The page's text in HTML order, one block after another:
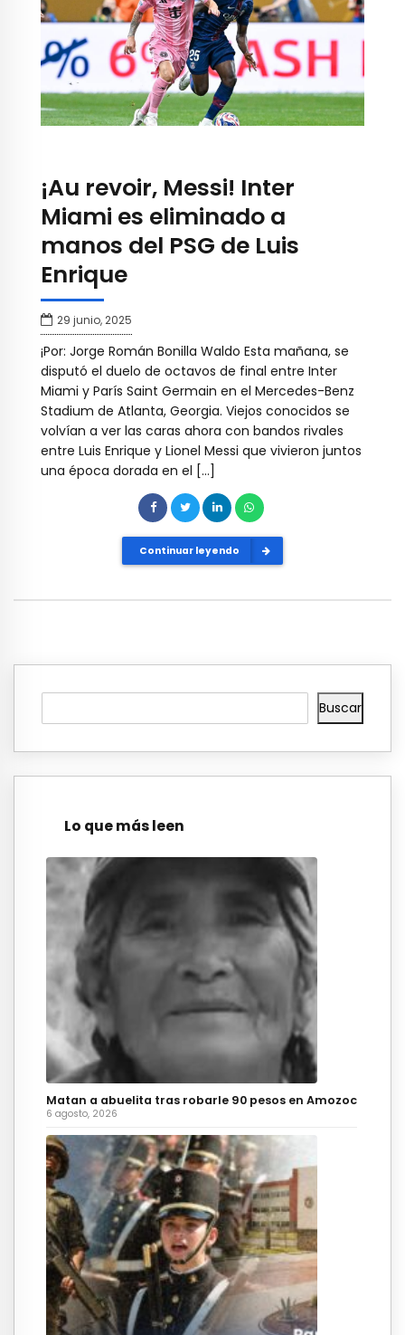
¡Au revoir, Messi! Inter
Miami es eliminado a
manos del PSG de Luis
Enrique
29 junio, 2025
¡Por: Jorge Román Bonilla Waldo Esta mañana, se
disputó el duelo de octavos de final entre Inter
Miami y París Saint Germain en el Mercedes-Benz
Stadium de Atlanta, Georgia. Viejos conocidos se
volvían a ver las caras ahora con bandos rivales
entre Luis Enrique y Lionel Messi que vivieron juntos
una época dorada en el […]
Continuar leyendo
Buscar
Lo que más leen
Matan a abuelita tras robarle 90 pesos en Amozoc
6 agosto, 2026